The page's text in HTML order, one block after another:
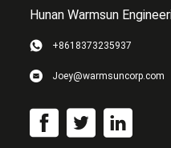
Hunan Warmsun
+8618373235937
Joey@warmsuncorp.com